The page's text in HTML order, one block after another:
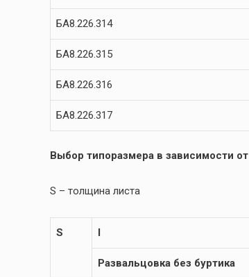
БА8.226.314
БА8.226.315
БА8.226.316
БА8.226.317
Выбор типоразмера в зависимости
S – толщина листа
S
Развальцовка без буртика